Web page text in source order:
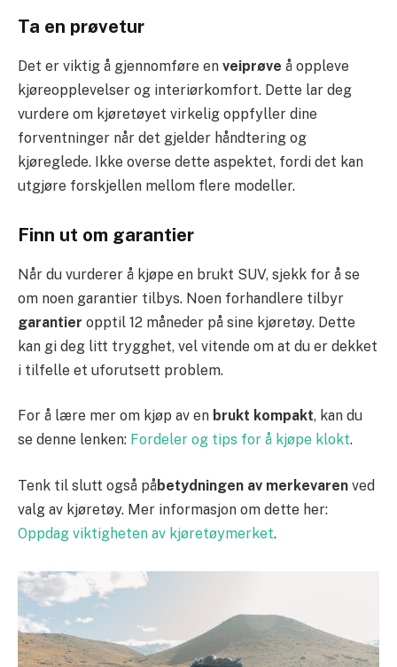
Ta en prøvetur
Det er viktig å gjennomføre en veiprøve å oppleve
kjøreopplevelser og interiørkomfort. Dette lar deg
vurdere om kjøretøyet virkelig oppfyller dine
forventninger når det gjelder håndtering og
kjøreglede. Ikke overse dette aspektet, fordi det kan
utgjøre forskjellen mellom flere modeller.
Finn ut om garantier
Når du vurderer å kjøpe en brukt SUV, sjekk for å se
om noen garantier tilbys. Noen forhandlere tilbyr
garantier opptil 12 måneder på sine kjøretøy. Dette
kan gi deg litt trygghet, vel vitende om at du er dekket
i tilfelle et uforutsett problem.
For å lære mer om kjøp av en brukt kompakt, kan du
se denne lenken: Fordeler og tips for å kjøpe klokt.
Tenk til slutt også påbetydningen av merkevaren ved
valg av kjøretøy. Mer informasjon om dette her:
Oppdag viktigheten av kjøretøymerket.